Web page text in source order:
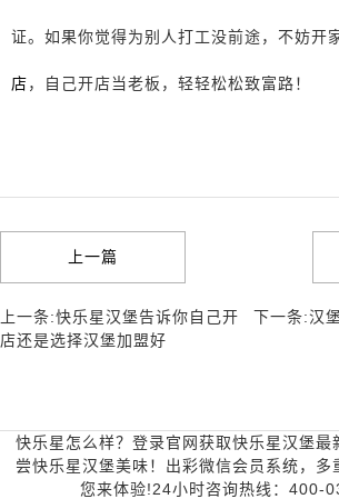
证。如果你觉得为别人打工没前途，不妨开
店，自己开店当老板，轻轻松松致富路！
上一篇
上一条:快乐星汉堡告诉你自己开
店还是选择汉堡加盟好
下一条:汉
快乐星怎么样？登录官网获取快乐星汉堡最
尝快乐星汉堡美味！出彩微信会员系统，多
您来体验!24小时咨询热线：400-